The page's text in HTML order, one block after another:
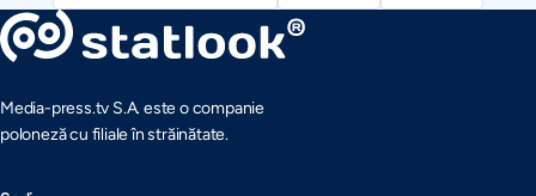
Media-press.tv S.A. este o companie
poloneză cu filiale în străinătate.